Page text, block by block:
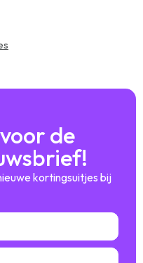
de
kortingsuitjes bij